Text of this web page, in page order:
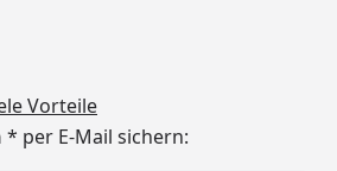
Vorteile
* per E-Mail sichern: